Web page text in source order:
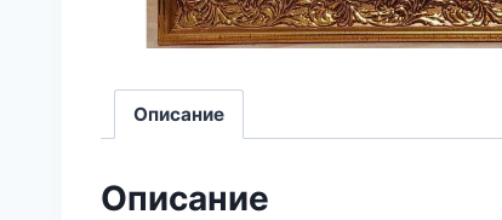
Описание
Описание